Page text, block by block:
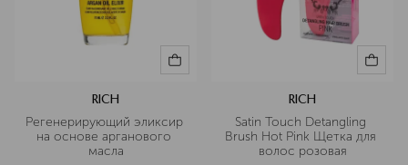
RICH
Регенерирующий эликсир
на основе арганового
масла
RICH
Satin Touch Detangling
Brush Hot Pink Щетка для
волос розовая